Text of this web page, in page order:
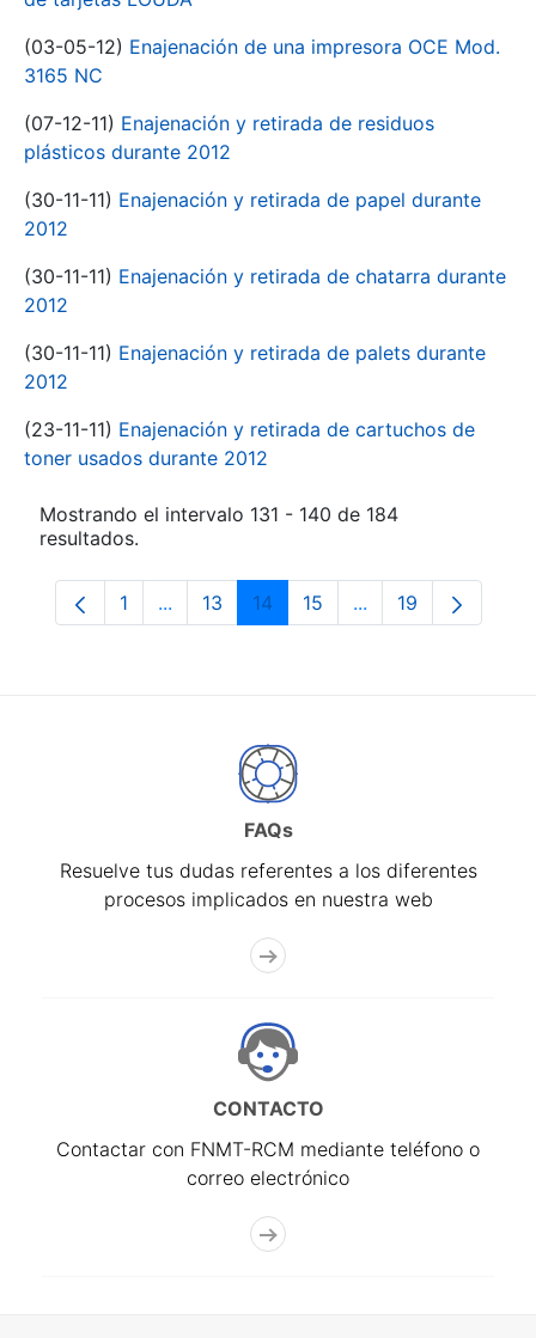
(03-05-12) Enajenación de una impresora OCE Mod.
3165 NC
(07-12-11) Enajenación y retirada de residuos
plásticos durante 2012
(30-11-11) Enajenación y retirada de papel durante
2012
(30-11-11) Enajenación y retirada de chatarra durante
2012
(30-11-11) Enajenación y retirada de palets durante
2012
(23-11-11) Enajenación y retirada de cartuchos de
toner usados durante 2012
Mostrando el intervalo 131 - 140 de 184
resultados.
Página
1 ...Páginas intermedias Use TAB para
Página
13 Página
14 Página
15 ...PáginasPágina
19
FAQs
Resuelve tus dudas referentes a los diferentes
procesos implicados en nuestra web
CONTACTO
Contactar con FNMT-RCM mediante teléfono o
correo electrónico